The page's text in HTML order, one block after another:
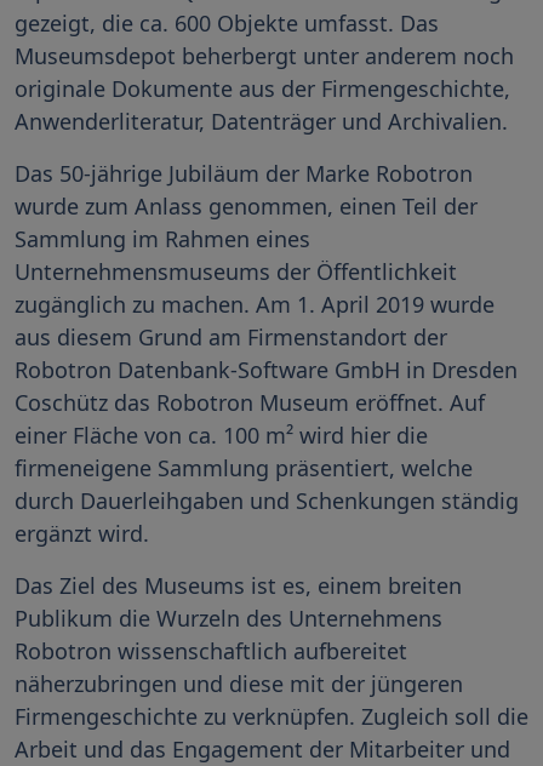
gezeigt, die ca. 600 Objekte umfasst. Das
Museumsdepot beherbergt unter anderem noch
originale Dokumente aus der Firmengeschichte,
Anwenderliteratur, Datenträger und Archivalien.
Das 50-jährige Jubiläum der Marke Robotron
wurde zum Anlass genommen, einen Teil der
Sammlung im Rahmen eines
Unternehmensmuseums der Öffentlichkeit
zugänglich zu machen. Am 1. April 2019 wurde
aus diesem Grund am Firmenstandort der
Robotron Datenbank-Software GmbH in Dresden
Coschütz das Robotron Museum eröffnet. Auf
einer Fläche von ca. 100 m² wird hier die
firmeneigene Sammlung präsentiert, welche
durch Dauerleihgaben und Schenkungen ständig
ergänzt wird.
Das Ziel des Museums ist es, einem breiten
Publikum die Wurzeln des Unternehmens
Robotron wissenschaftlich aufbereitet
näherzubringen und diese mit der jüngeren
Firmengeschichte zu verknüpfen. Zugleich soll die
Arbeit und das Engagement der Mitarbeiter und